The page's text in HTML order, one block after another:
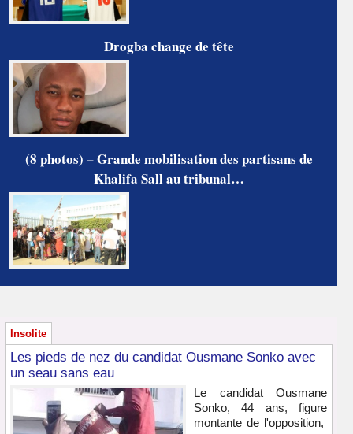
Drogba change de tête
(8 photos) – Grande mobilisation des partisans de
Khalifa Sall au tribunal…
Insolite
Les pieds de nez du candidat Ousmane Sonko avec
un seau sans eau
Le candidat Ousmane
Sonko, 44 ans, figure
montante de l'opposition,